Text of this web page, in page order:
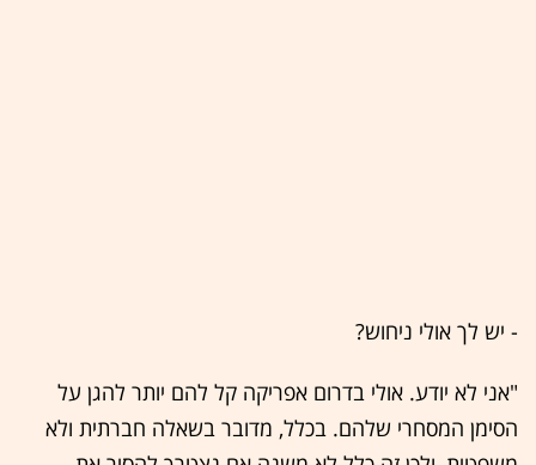
- יש לך אולי ניחוש?
"אני לא יודע. אולי בדרום אפריקה קל להם יותר להגן על
הסימן המסחרי שלהם. בכלל, מדובר בשאלה חברתית ולא